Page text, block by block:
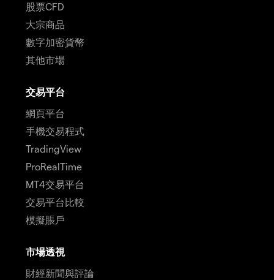
股票CFD
大宗商品
數字加密貨幣
其他市場
交易平台
網頁平台
手機交易程式
TradingView
ProRealTime
MT4交易平台
交易平台比較
模擬賬戶
市場透視
財經新聞與評論